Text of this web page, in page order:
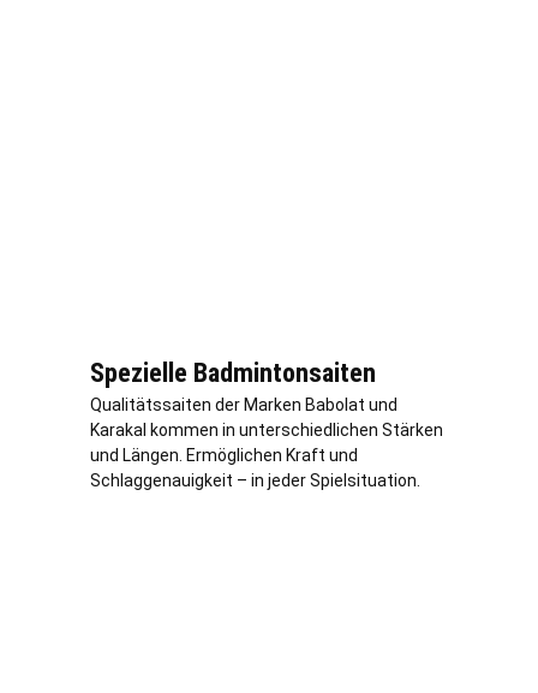
Spezielle Badmintonsaiten
Qualitätssaiten der Marken Babolat und
Karakal kommen in unterschiedlichen Stärken
und Längen. Ermöglichen Kraft und
Schlaggenauigkeit – in jeder Spielsituation.